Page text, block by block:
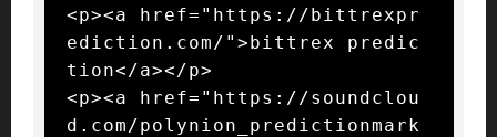
<p><a href="https://bittrexpr
ediction.com/">bittrex predic
tion</a></p>
<p><a href="https://soundclou
d.com/polynion_predictionmark